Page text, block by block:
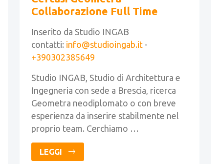
Collaborazione Full Time
Inserito da Studio INGAB
contatti: info@studioingab.it -
+390302385649
Studio INGAB, Studio di Architettura e
Ingegneria con sede a Brescia, ricerca
Geometra neodiplomato o con breve
esperienza da inserire stabilmente nel
proprio team. Cerchiamo …
LEGGI